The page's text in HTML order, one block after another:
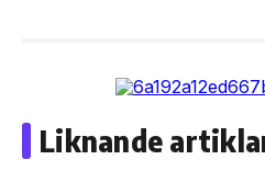
Liknande